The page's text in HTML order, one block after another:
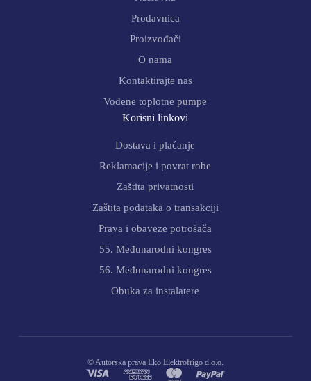
Prodavnica
Proizvođači
O nama
Kontaktirajte nas
Vodene toplotne pumpe
Korisni linkovi
Dostava i plaćanje
Reklamacije i povrat robe
Zaštita privatnosti
Zaštita podataka o transakciji
Prava i obaveze potrošača
55. Međunarodni kongres
56. Međunarodni kongres
Obuka za instalatere
© Autorska prava Eko Elektrofrigo d.o.o.